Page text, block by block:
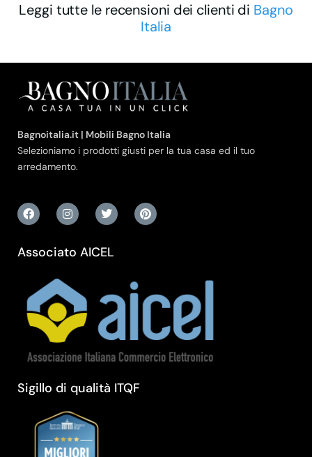
Leggi tutte le recensioni dei clienti di Bagno
Italia
Bagnoitalia.it | Mobili Bagno Italia
Selezioniamo i prodotti giusti per la tua casa ed il tuo
arredamento.
Associato AICEL
Sigillo di qualità ITQF